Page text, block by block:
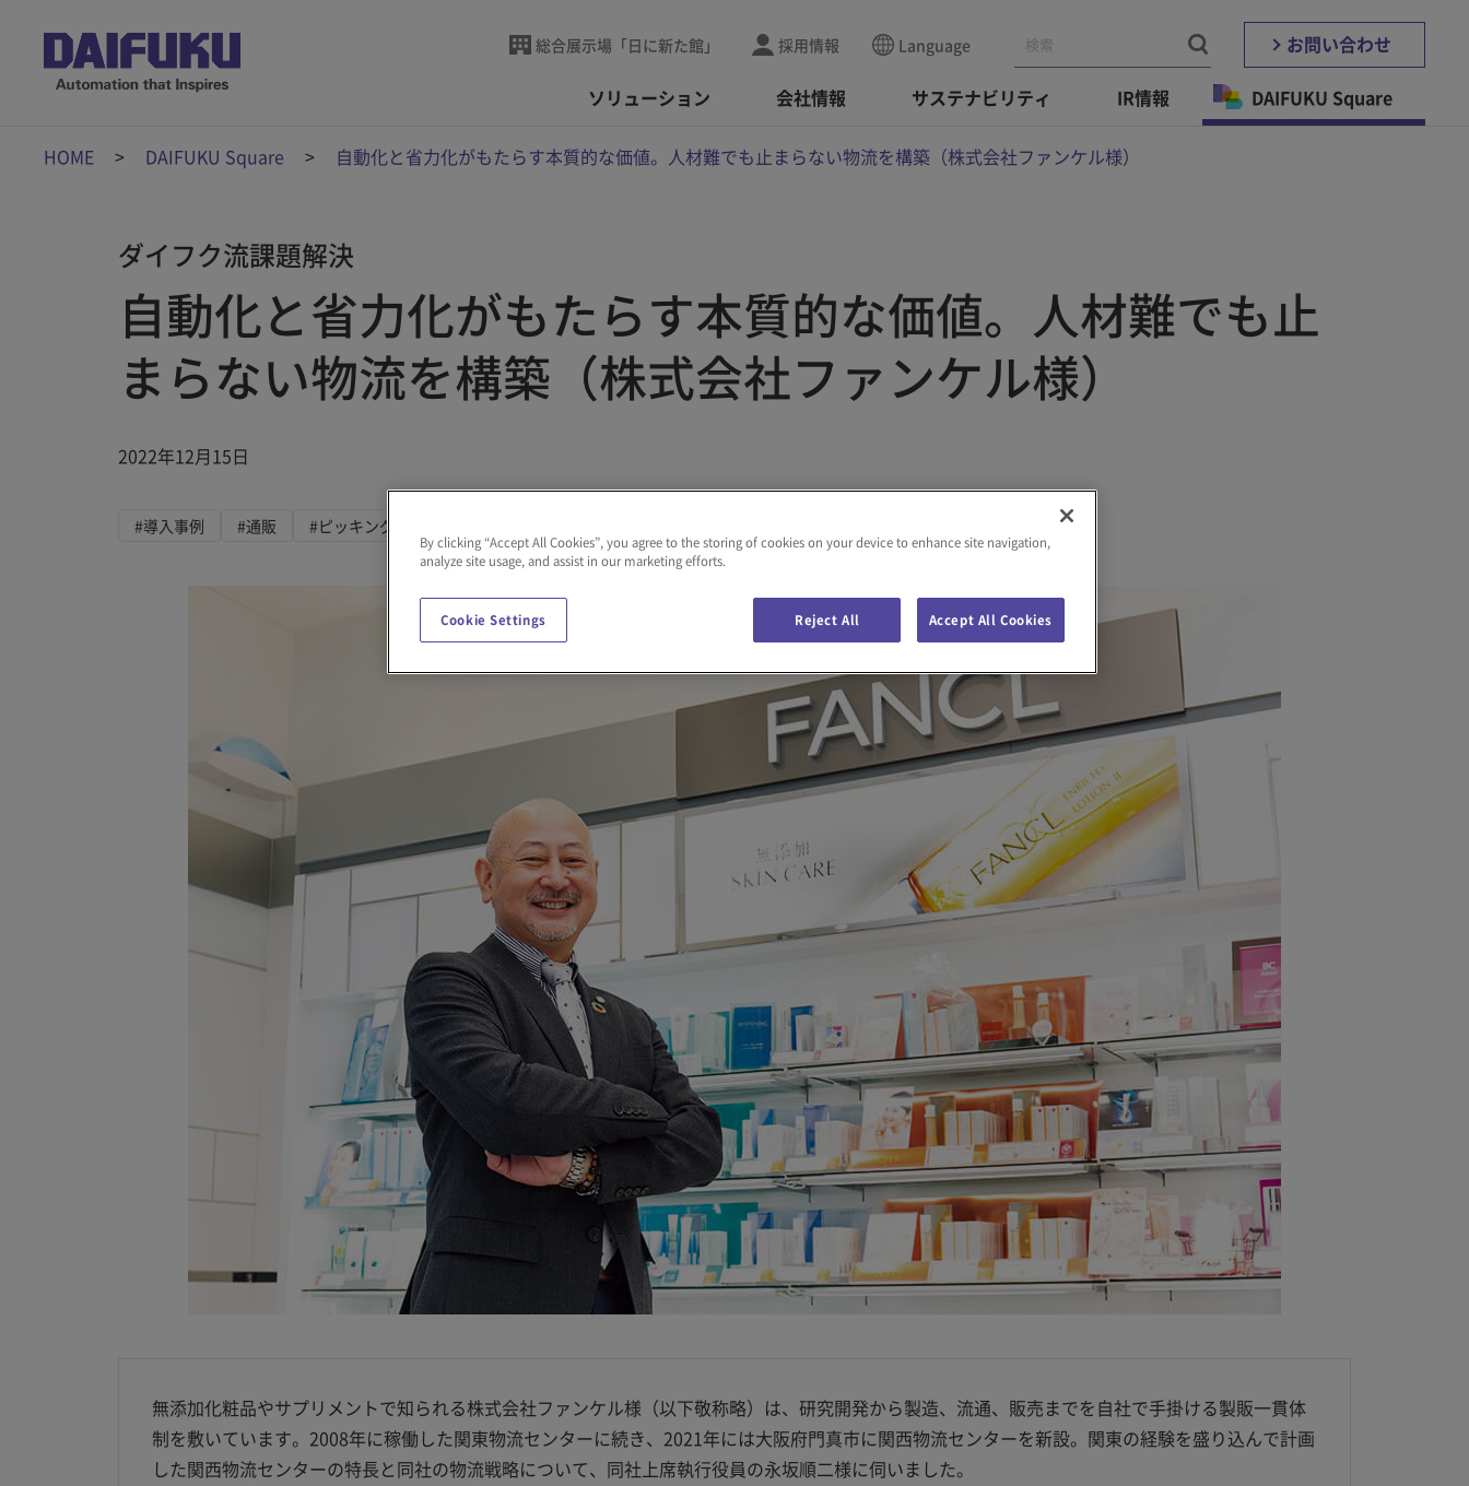
総合展示場「日に新た館」 採用情報 Language お問い合わせ
ソリューション 会社情報 サステナビリティ IR情報 DAIFUKU Square
HOME DAIFUKU Square 自動化と省力化がもたらす本質的な価値。人材難でも止まらない物流を構築（株式会社ファンケル様）
ダイフク流課題解決
自動化と省力化がもたらす本質的な価値。人材難でも止
まらない物流を構築（株式会社ファンケル様）
2022年12月15日
#導入事例 #通販 #ピッキング
無添加化粧品やサプリメントで知られる株式会社ファンケル様（以下敬称略）は、研究開発から製造、流通、販売までを自社で手掛ける製販一貫体
制を敷いています。2008年に稼働した関東物流センターに続き、2021年には大阪府門真市に関西物流センターを新設。関東の経験を盛り込んで計画
した関西物流センターの特長と同社の物流戦略について、同社上席執行役員の永坂順二様に伺いました。
By clicking “Accept All Cookies”, you agree to the storing of cookies on your device to enhance site navigation,
analyze site usage, and assist in our marketing efforts.
Cookie Settings Reject All Accept All Cookies